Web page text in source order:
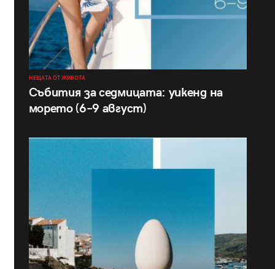
НЕЩАТА ОТ ЖИВОТА
Събития за седмицата: уикенд на
морето (6–9 август)